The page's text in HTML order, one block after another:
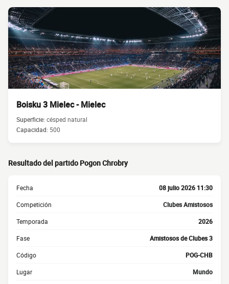
Boisku 3 Mielec - Mielec
Superficie:césped natural
Capacidad: 500
Resultado del partido Pogon Chrobry
Fecha 08 julio 2026 11:30
Competición Clubes Amistosos
Temporada 2026
Fase Amistosos de Clubes 3
Código POG-CHB
Lugar Mundo